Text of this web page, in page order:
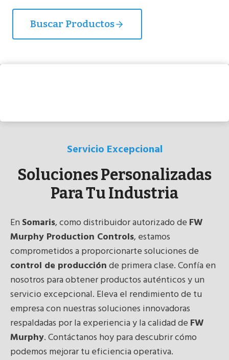
Buscar Productos
Servicio Excepcional
Soluciones Personalizadas
Para Tu Industria
EnSomaris, como distribuidor autorizado de FW
Murphy Production Controls, estamos
comprometidos a proporcionarte soluciones de
control de producciónde primera clase. Confía en
nosotros para obtener productos auténticos y un
servicio excepcional. Eleva el rendimiento de tu
empresa con nuestras soluciones innovadoras
respaldadas por la experiencia y la calidad de FW
Murphy. Contáctanos hoy para descubrir cómo
podemos mejorar tu eficiencia operativa.